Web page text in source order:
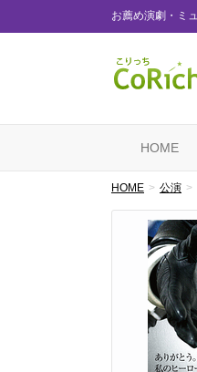
お薦め演劇・ミ
HOME
HOME 公演